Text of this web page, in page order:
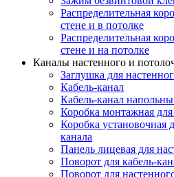
Распределительная
стене и в потолке
Распределительная
стене и на потолке
Каналы настенного и
Заглушка для
Кабель-канал
Кабель-канал
Коробка монтажная для
Коробка установочная
канала
Панель лицевая для
Поворот для кабель-
Поворот для